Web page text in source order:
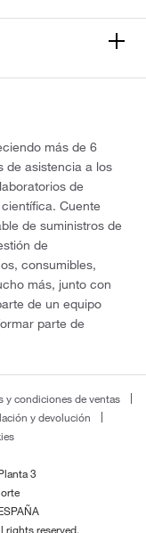
más de 6
de asistencia a los
de
Cuente
de suministros de
de
consumibles,
más, junto con
de un equipo
parte de
y condiciones de ventas
y devolución
3
rights reserved.